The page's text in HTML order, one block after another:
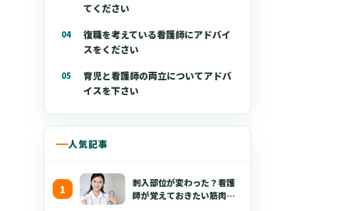
てください
復職を考えている看護師にアドバイ
スをください
育児と看護師の両立についてアドバ
イスを下さい
人気記事
刺入部位が変わった？看護
師が覚えておきたい筋肉注